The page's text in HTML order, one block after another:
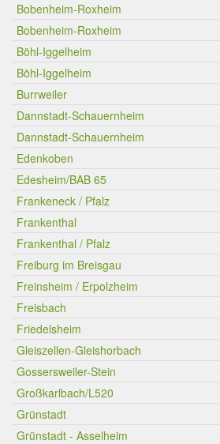
Bobenheim-Roxheim
Bobenheim-Roxheim
Böhl-Iggelheim
Böhl-Iggelheim
Burrweiler
Dannstadt-Schauernheim
Dannstadt-Schauernheim
Edenkoben
Edesheim/BAB 65
Frankeneck / Pfalz
Frankenthal
Frankenthal / Pfalz
Freiburg im Breisgau
Freinsheim / Erpolzheim
Freisbach
Friedelsheim
Gleiszellen-Gleishorbach
Gossersweiler-Stein
Großkarlbach/L520
Grünstadt
Grünstadt - Asselheim